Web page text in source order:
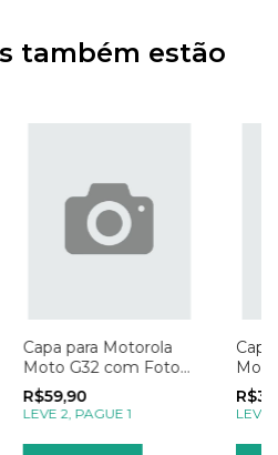
também estão
Capa para Motorola
Moto G32 com Foto
Momentos Post no
Instagram
R$59,90
LEVE 2, PAGUE 1 LEVE